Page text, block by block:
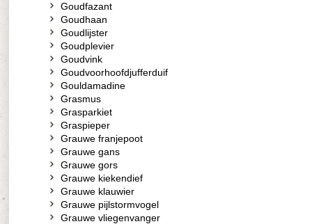
Goudfazant
Goudhaan
Goudlijster
Goudplevier
Goudvink
Goudvoorhoofdjufferduif
Gouldamadine
Grasmus
Grasparkiet
Graspieper
Grauwe franjepoot
Grauwe gans
Grauwe gors
Grauwe kiekendief
Grauwe klauwier
Grauwe pijlstormvogel
Grauwe vliegenvanger